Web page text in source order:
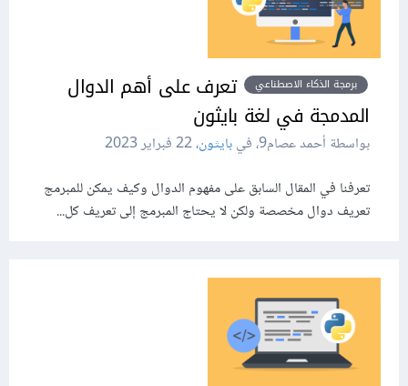
برمجة الذكاء الاصطناعي
تعرف على أهم الدوال
المدمجة في لغة بايثون
بواسطة أحمد عصام9، في بايثون،22 فبراير 2023
تعرفنا في المقال السابق على مفهوم الدوال وكيف يمكن للمبرمج
تعريف دوال مخصصة ولكن لا يحتاج المبرمج إلى تعريف كل...